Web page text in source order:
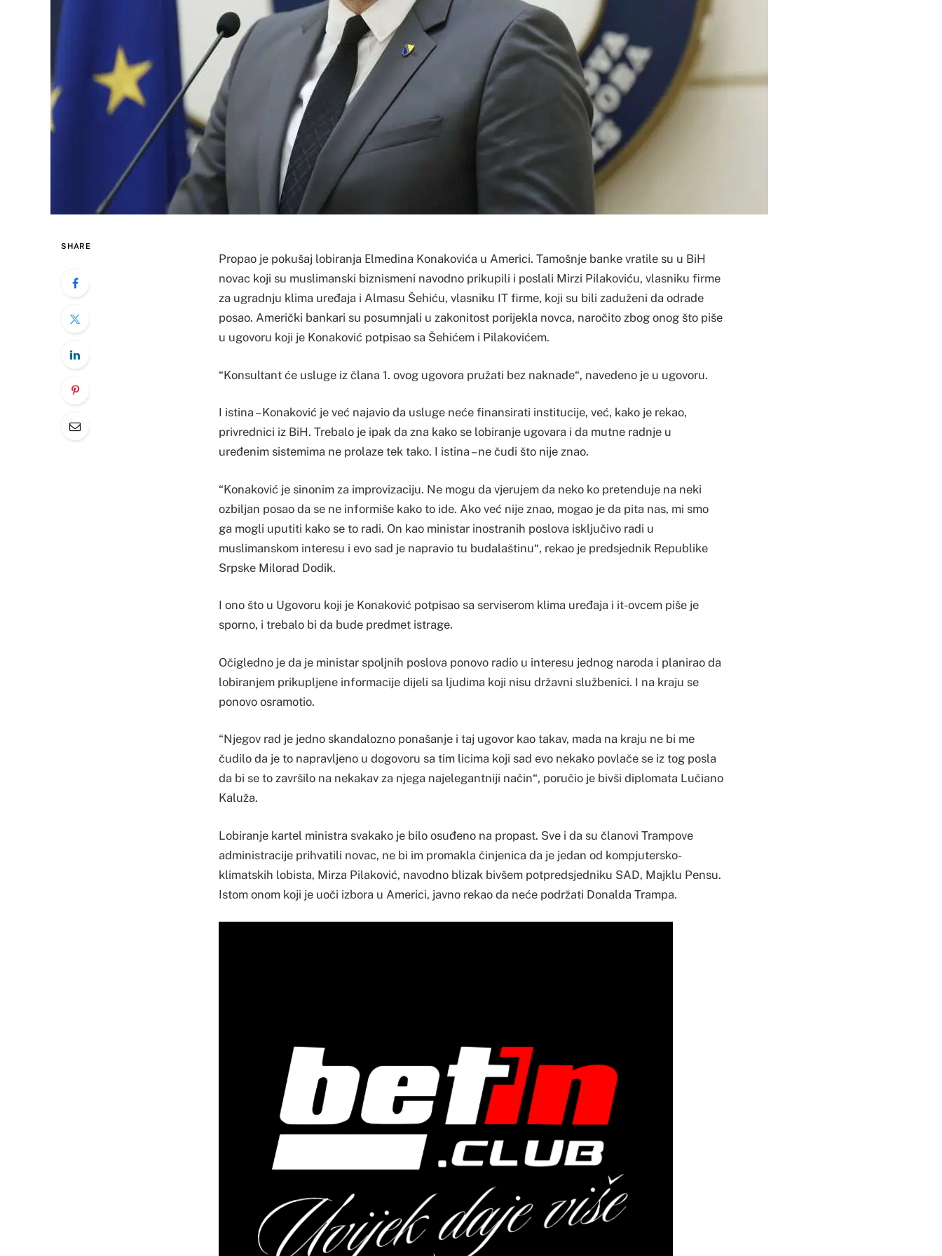
SHARE
Propao je pokušaj lobiranja Еlmedina Konakovića u Americi. Tamošnje banke vratile su u BiH
novac koji su muslimanski biznismeni navodno prikupili i poslali Mirzi Pilakoviću, vlasniku firme
za ugradnju klima uređaja i Almasu Šehiću, vlasniku IT firme, koji su bili zaduženi da odrade
posao. Američki bankari su posumnjali u zakonitost porijekla novca, naročito zbog onog što piše
u ugovoru koji je Konaković potpisao sa Šehićem i Pilakovićem.
“Konsultant će usluge iz člana 1. ovog ugovora pružati bez naknade“, navedeno je u ugovoru.
I istina – Konaković je već najavio da usluge neće finansirati institucije, već, kako je rekao,
privrednici iz BiH. Trebalo je ipak da zna kako se lobiranje ugovara i da mutne radnje u
uređenim sistemima ne prolaze tek tako. I istina – ne čudi što nije znao.
“Konaković je sinonim za improvizaciju. Ne mogu da vjerujem da neko ko pretenduje na neki
ozbiljan posao da se ne informiše kako to ide. Ako već nije znao, mogao je da pita nas, mi smo
ga mogli uputiti kako se to radi. On kao ministar inostranih poslova isključivo radi u
muslimanskom interesu i evo sad je napravio tu budalaštinu“, rekao je predsjednik Republike
Srpske Milorad Dodik.
I ono što u Ugovoru koji je Konaković potpisao sa serviserom klima uređaja i it-ovcem piše je
sporno, i trebalo bi da bude predmet istrage.
Očigledno je da je ministar spoljnih poslova ponovo radio u interesu jednog naroda i planirao da
lobiranjem prikupljene informacije dijeli sa ljudima koji nisu državni službenici. I na kraju se
ponovo osramotio.
“Njegov rad je jedno skandalozno ponašanje i taj ugovor kao takav, mada na kraju ne bi me
čudilo da je to napravljeno u dogovoru sa tim licima koji sad evo nekako povlače se iz tog posla
da bi se to završilo na nekakav za njega najelegantniji način“, poručio je bivši diplomata Lučiano
Kaluža.
Lobiranje kartel ministra svakako je bilo osuđeno na propast. Sve i da su članovi Trampove
administracije prihvatili novac, ne bi im promakla činjenica da je jedan od kompjutersko-
klimatskih lobista, Mirza Pilaković, navodno blizak bivšem potpredsjedniku SAD, Majklu Pensu.
Istom onom koji je uoči izbora u Americi, javno rekao da neće podržati Donalda Trampa.